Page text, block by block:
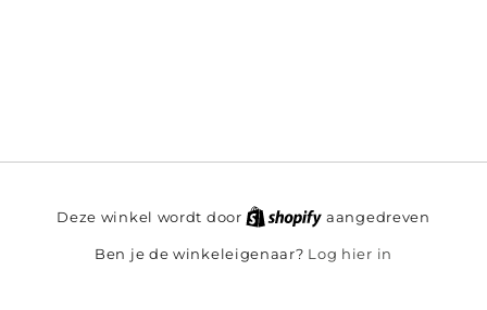
Deze winkel wordt door aangedreven
Ben je de winkeleigenaar? Log hier in